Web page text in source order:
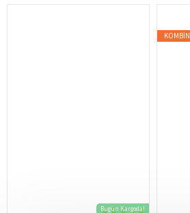
Bugün Kargoda!
KOMBIN